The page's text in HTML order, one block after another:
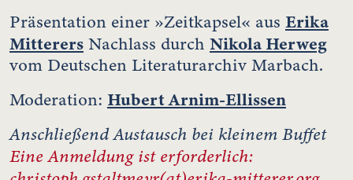
Präsentation einer »Zeitkapsel« aus Erika
Mitterers Nachlass durch Nikola Herweg
vom Deutschen Literaturarchiv Marbach.
Moderation: Hubert Arnim-Ellissen
Anschließend Austausch bei kleinem Buffet
Eine Anmeldung ist erforderlich: